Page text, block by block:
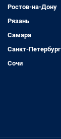
Ростов-на-Дону
Рязань
Самара
Санкт-Петербург
Сочи